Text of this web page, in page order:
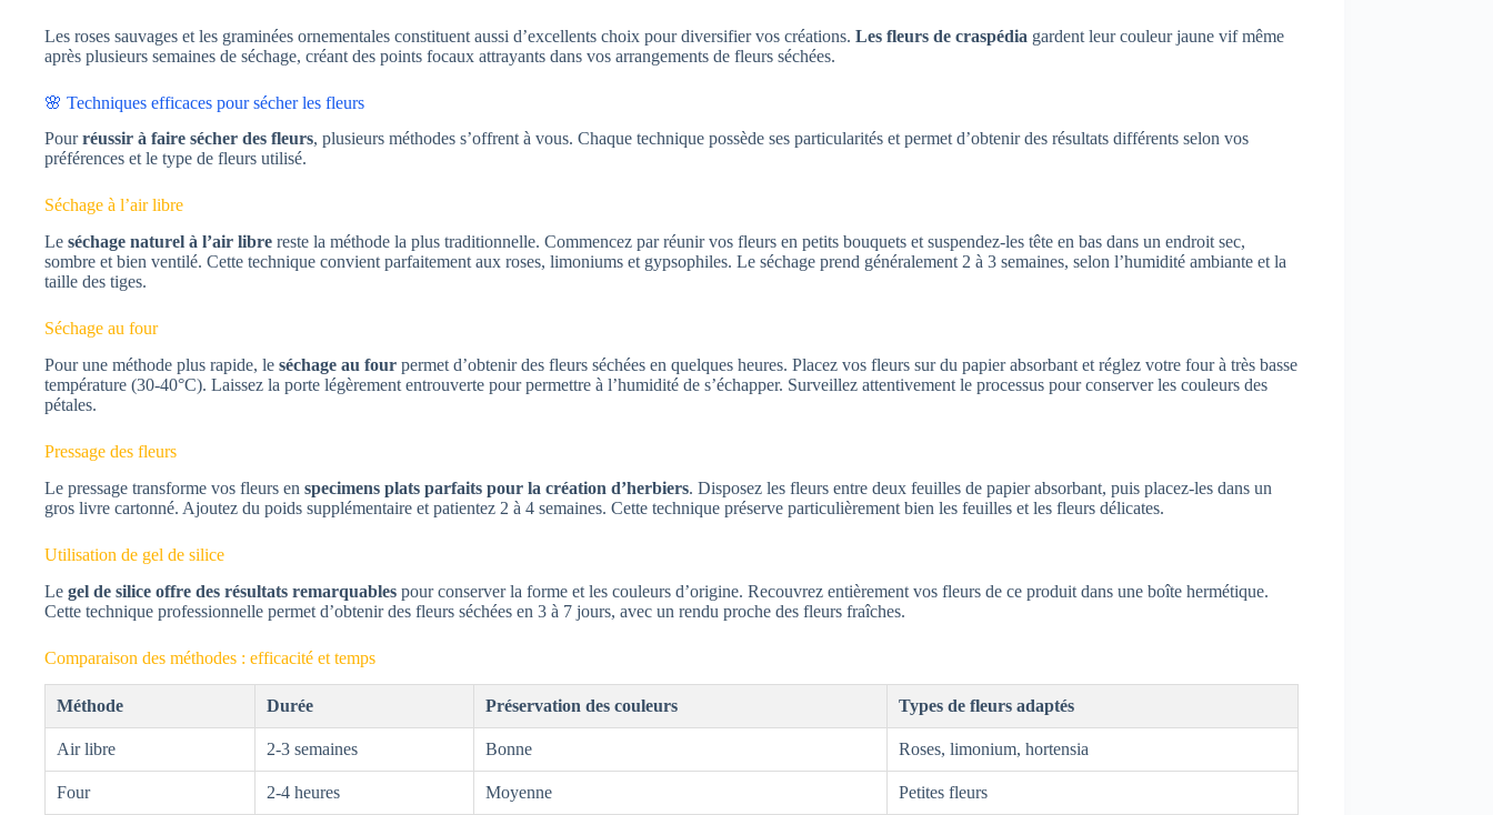
Les roses sauvages et les graminées ornementales constituent aussi d’excellents choix pour diversifier vos créations. Les fleurs de craspédia gardent leur couleur jaune vif même
après plusieurs semaines de séchage, créant des points focaux attrayants dans vos arrangements de fleurs séchées.
🌸 Techniques efficaces pour sécher les fleurs
Pourréussir à faire sécher des fleurs, plusieurs méthodes s’offrent à vous. Chaque technique possède ses particularités et permet d’obtenir des résultats différents selon vos
préférences et le type de fleurs utilisé.
Séchage à l’air libre
Le séchage naturel à l’air libre reste la méthode la plus traditionnelle. Commencez par réunir vos fleurs en petits bouquets et suspendez-les tête en bas dans un endroit sec,
sombre et bien ventilé. Cette technique convient parfaitement aux roses, limoniums et gypsophiles. Le séchage prend généralement 2 à 3 semaines, selon l’humidité ambiante et la
taille des tiges.
Séchage au four
Pour une méthode plus rapide, le séchage au four permet d’obtenir des fleurs séchées en quelques heures. Placez vos fleurs sur du papier absorbant et réglez votre four à très basse
température (30-40°C). Laissez la porte légèrement entrouverte pour permettre à l’humidité de s’échapper. Surveillez attentivement le processus pour conserver les couleurs des
pétales.
Pressage des fleurs
Le pressage transforme vos fleurs en specimens plats parfaits pour la création d’herbiers. Disposez les fleurs entre deux feuilles de papier absorbant, puis placez-les dans un
gros livre cartonné. Ajoutez du poids supplémentaire et patientez 2 à 4 semaines. Cette technique préserve particulièrement bien les feuilles et les fleurs délicates.
Utilisation de gel de silice
Le gel de silice offre des résultats remarquables pour conserver la forme et les couleurs d’origine. Recouvrez entièrement vos fleurs de ce produit dans une boîte hermétique.
Cette technique professionnelle permet d’obtenir des fleurs séchées en 3 à 7 jours, avec un rendu proche des fleurs fraîches.
Comparaison des méthodes : efficacité et temps
Méthode Durée Préservation des couleurs Types de fleurs adaptés
Air libre 2-3 semaines Bonne Roses, limonium, hortensia
Four 2-4 heures Moyenne Petites fleurs